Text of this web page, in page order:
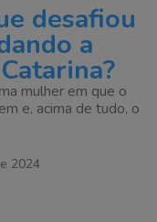
desafiou
a
mulher em que o
e, acima de tudo, o
2024